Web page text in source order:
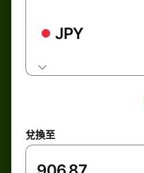
JPY
兌換至